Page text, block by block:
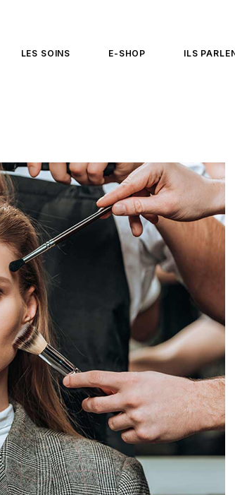
LES SOINS E-SHOP ILS